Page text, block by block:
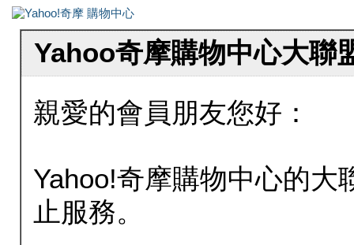
Yahoo奇摩購物中心大聯
親愛的會員朋友您好：
Yahoo!奇摩購物中心的大
止服務。